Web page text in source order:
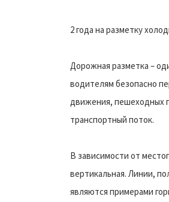
2 года на разметку
Дорожная разметка –
водителям безопасно
движения, пешеходных
транспортный поток.
В зависимости от
вертикальная. Линии,
являются примерами